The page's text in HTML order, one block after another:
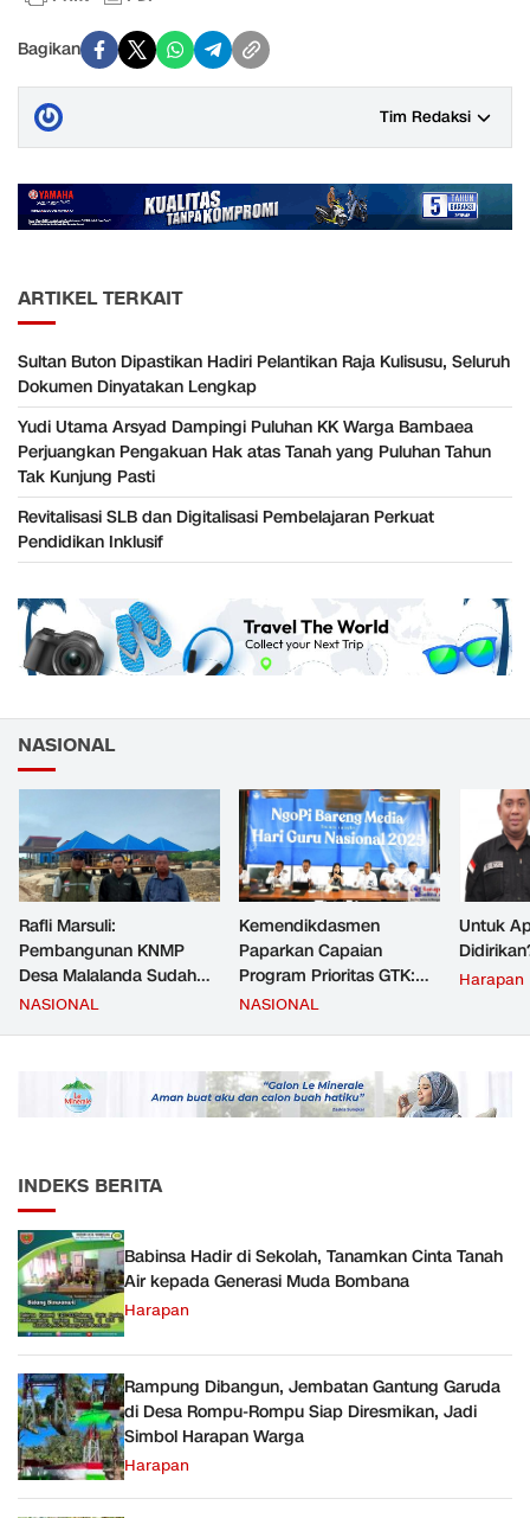
Bagikan
Tim Redaksi
ARTIKEL TERKAIT
Sultan Buton Dipastikan Hadiri Pelantikan Raja Kulisusu, Seluruh
Dokumen Dinyatakan Lengkap
Yudi Utama Arsyad Dampingi Puluhan KK Warga Bambaea
Perjuangkan Pengakuan Hak atas Tanah yang Puluhan Tahun
Tak Kunjung Pasti
Revitalisasi SLB dan Digitalisasi Pembelajaran Perkuat
Pendidikan Inklusif
NASIONAL
Rafli Marsuli:
Pembangunan KNMP
Desa Malalanda Sudah
Mencapai 69 Persen dan
JMD dan JMF
NASIONAL
Kemendikdasmen
Paparkan Capaian
Program Prioritas GTK:
Kompetensi Meningkat,
NASIONAL
Untuk
Harapan
INDEKS BERITA
Babinsa Hadir di Sekolah, Tanamkan Cinta Tanah
Air kepada Generasi Muda Bombana
Harapan
Rampung Dibangun, Jembatan Gantung Garuda
di Desa Rompu-Rompu Siap Diresmikan, Jadi
Simbol Harapan Warga
Harapan